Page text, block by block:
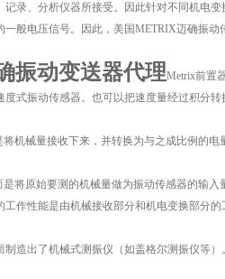
录、分析仪器所接受。因此针对不同机电
般电压信号。因此，美国METRIX迈确振动
振动变送器代理Metrix前置
式振动传感器。也可以把速度量经过积分
机械量接收下来，并转换为与之成比例的
将原始要测的机械量做为振动传感器的输
作性能是由机械接收部分和机电变换部分的
造出了机械式测振仪（如盖格尔测振仪等）。